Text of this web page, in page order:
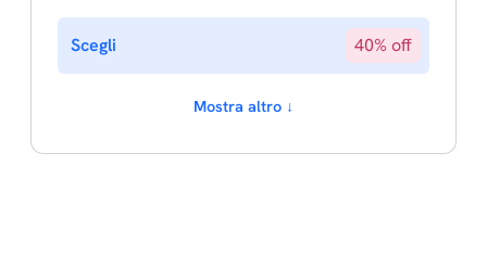
Scegli 40% off
Mostra altro ↓